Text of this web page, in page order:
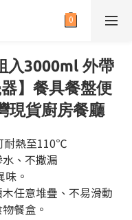
入3000ml 外帶
】餐具餐盤便
現貨廚房餐廳
耐熱至110℃
、不撒漏
。
任意堆疊、不易滑動
餐盒。